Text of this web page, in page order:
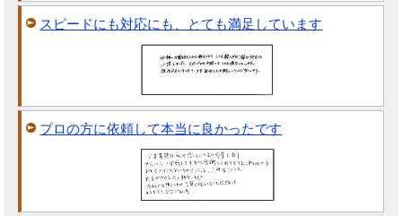
スピードにも対応にも、とても満足しています
プロの方に依頼して本当に良かったです